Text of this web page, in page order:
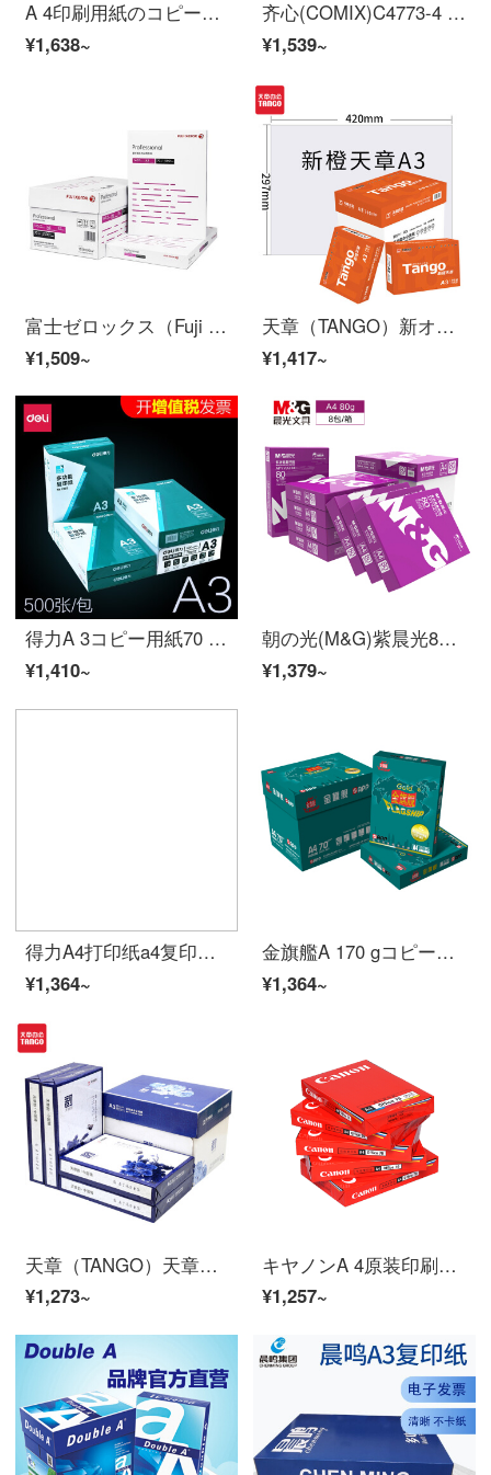
A 4印刷用紙のコピー用紙70 g 500枚/包草原稿用紙a 3枚を相互信頼しています。パソコンの印刷用紙80 gアフィ用品の白い紙、箱全体の赤色70グラムA 3コピー用紙、箱全体の四つ（全部で2000枚）
¥1,638~
齐心(COMIX)C4773-4 晶纯高速复印纸 A3 70g 4包装
¥1,539~
富士ゼロックス（Fuji Xerox）専門Professional 70 g A 3コピー用紙500枚/バッグ5箱（2500枚）
¥1,509~
天章（TANGO）新オレンジ天章70 g A 3コピー用紙500枚/5パック/箱（2500枚）
¥1,417~
得力A 3コピー用紙70 gアフィ用紙学生用多機能両面a 3白い紙原稿用紙2000枚セットオーフーズ用品卸売りA 3-70 gフルバック/2000枚A 3
¥1,410~
朝の光(M&G)紫晨光80 g A 4コピー用紙500枚/8パック/箱(4000枚)APYVJQ 54
¥1,379~
得力A4打印纸a4复印纸 70g/80g可选 电脑オフィス打印白纸 整箱批发 A3复印纸 70g 白色（2000张）
¥1,364~
金旗艦A 170 gコピー用紙オフィスプリント用紙A 4/70 G（5包装）
¥1,364~
天章（TANGO）天章韻70 g A 3コピー用紙500枚/4パック/箱（2000枚）
¥1,273~
キヤノンA 4原装印刷紙コピー紙70 g白紙210 mx 279 mm 500枚/ケース/ケースキヤノン70 g A 4紙1箱(5ケース/ケース/2500枚)
¥1,257~